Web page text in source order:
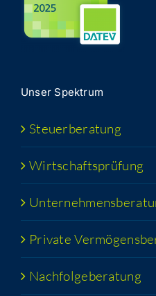
Unser Spek­trum
Steu­er­be­ra­tung
Wirt­schafts­prü­fung
Pri­va­te
Nach­fol­ge­be­ra­tung